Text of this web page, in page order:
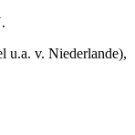
u.a. v. Niederlande),